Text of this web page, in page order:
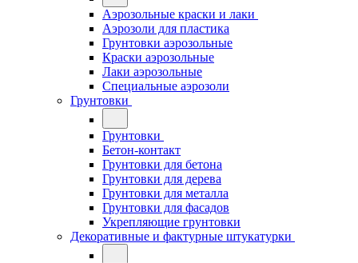
Аэрозольные краски и лаки
Аэрозоли для пластика
Грунтовки аэрозольные
Краски аэрозольные
Лаки аэрозольные
Специальные аэрозоли
Грунтовки
Грунтовки
Бетон-контакт
Грунтовки для бетона
Грунтовки для дерева
Грунтовки для металла
Грунтовки для фасадов
Укрепляющие грунтовки
Декоративные и фактурные штукатурки